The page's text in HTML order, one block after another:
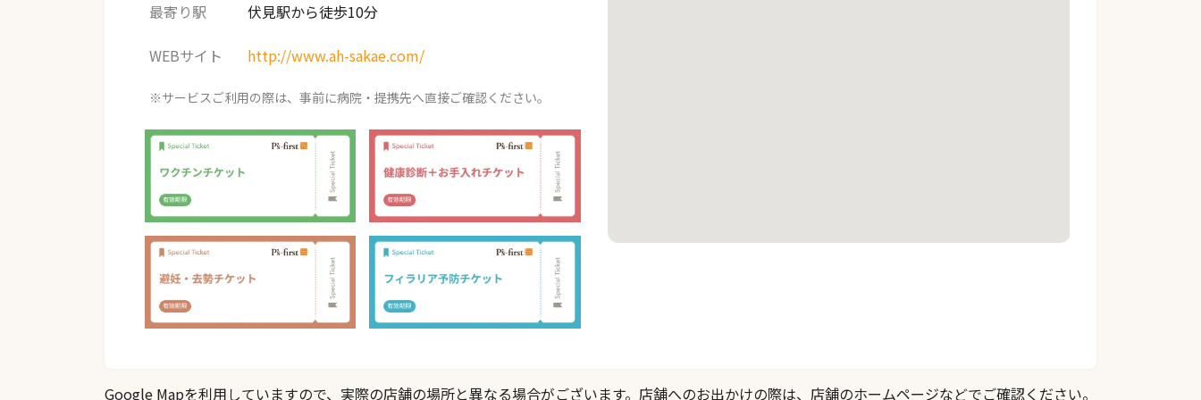
最寄り駅 伏見駅から徒歩10分
WEBサイト http://www.ah-sakae.com/
※サービスご利用の際は、事前に病院・提携先へ直接ご確認ください。
Google Mapを利用していますので、実際の店舗の場所と異なる場合がございます。店舗へのお出かけの際は、店舗のホームページなどでご確認ください。